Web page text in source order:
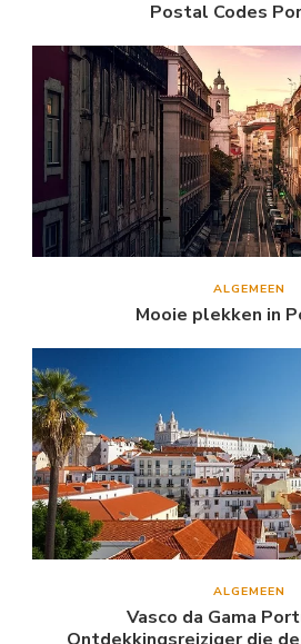
Postal Codes
ALGEMEEN
Mooie plekken in
ALGEMEEN
Vasco da Gama